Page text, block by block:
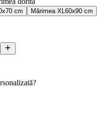
cm Mărimea XL 60x90 cm